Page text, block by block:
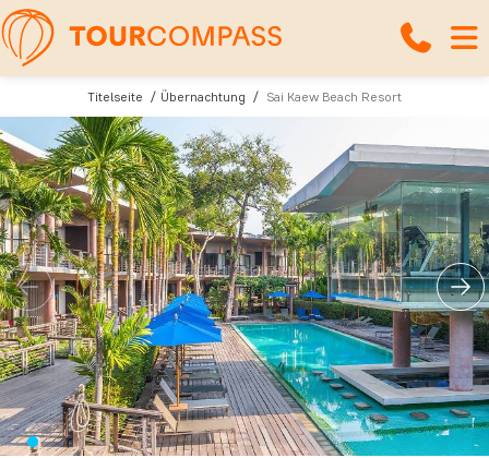
Titelseite Übernachtung Sai Kaew Beach Resort